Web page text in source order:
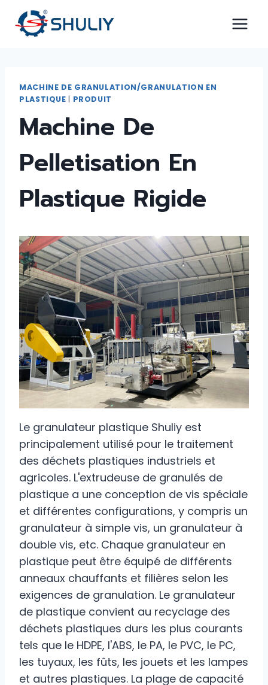
contenu
MACHINE DE GRANULATION/GRANULATION EN
PLASTIQUE | PRODUIT
Machine De
Pelletisation En
Plastique Rigide
Le granulateur plastique Shuliy est
principalement utilisé pour le traitement
des déchets plastiques industriels et
agricoles. L'extrudeuse de granulés de
plastique a une conception de vis spéciale
et différentes configurations, y compris un
granulateur à simple vis, un granulateur à
double vis, etc. Chaque granulateur en
plastique peut être équipé de différents
anneaux chauffants et filières selon les
exigences de granulation. Le granulateur
de plastique convient au recyclage des
déchets plastiques durs les plus courants
tels que le HDPE, l'ABS, le PA, le PVC, le PC,
les tuyaux, les fûts, les jouets et les lampes
et autres plastiques. La plage de capacité